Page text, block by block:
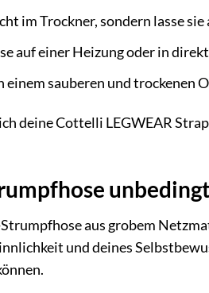
im Trockner, sondern lasse
auf einer Heizung oder in
sauberen und trockenen
deine Cottelli LEGWEAR
aus grobem
und deines